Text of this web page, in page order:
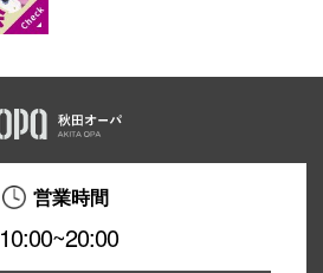
営業時間
10:00~20:00